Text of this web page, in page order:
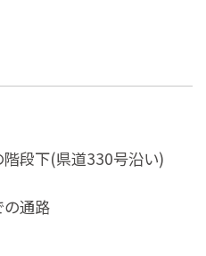
階段下(県道330号沿い)
通路